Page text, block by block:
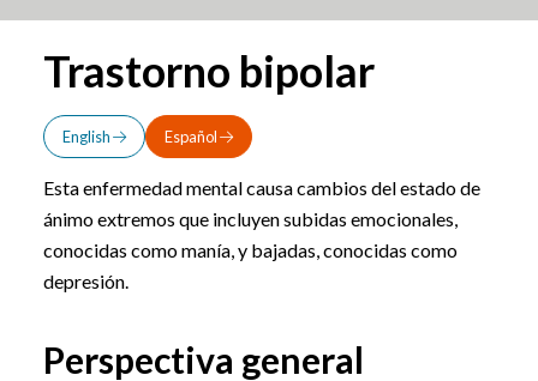
Trastorno bipolar
English Español
Esta enfermedad mental causa cambios del estado de
ánimo extremos que incluyen subidas emocionales,
conocidas como manía, y bajadas, conocidas como
depresión.
Perspectiva general